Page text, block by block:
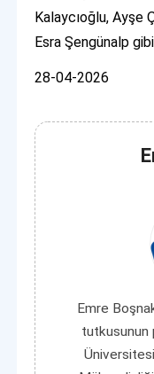
Kalaycıoğlu, Ayşe
Esra Şengünalp
28-04-2026
Emre
tutkusunun
Üniversitesi